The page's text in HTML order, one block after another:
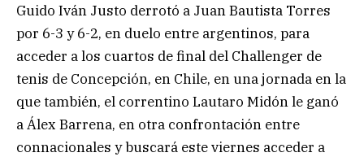
Guido Iván Justo derrotó a Juan Bautista Torres
por 6-3 y 6-2, en duelo entre argentinos, para
acceder a los cuartos de final del Challenger de
tenis de Concepción, en Chile, en una jornada en la
que también, el correntino Lautaro Midón le ganó
a Álex Barrena, en otra confrontación entre
connacionales y buscará este viernes acceder a